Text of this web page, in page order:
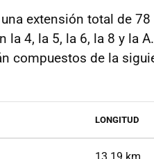
extensión total de
la 4, la 5, la 6, la 8 y la
compuestos de la
LONGITUD